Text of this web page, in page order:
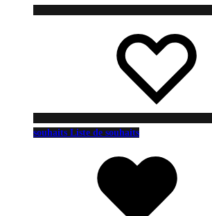
souhaits Liste de souhaits